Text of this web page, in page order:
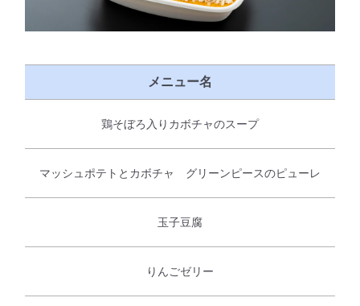
メニュー名
鶏そぼろ入りカボチャのスープ
マッシュポテトとカボチャ グリーンピースのピューレ
玉子豆腐
りんごゼリー